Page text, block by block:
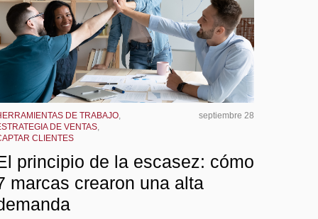
DE TRABAJO
DE VENTAS
CLIENTES
septiembre 28
principio de la escasez: cómo
marcas crearon una alta